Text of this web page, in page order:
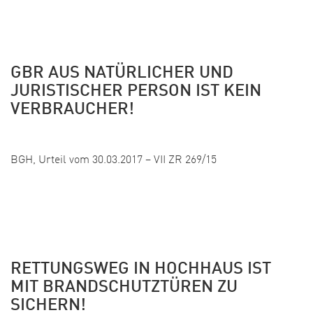
GBR AUS NATÜRLICHER UND
JURISTISCHER PERSON IST KEIN
VERBRAUCHER!
BGH, Urteil vom 30.03.2017 – VII ZR 269/15
RETTUNGSWEG IN HOCHHAUS IST
MIT BRANDSCHUTZTÜREN ZU
SICHERN!